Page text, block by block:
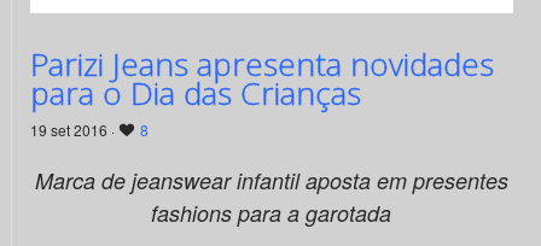
Parizi Jeans apresenta novidades
para o Dia das Crianças
19 set 2016 · 8
Marca de jeanswear infantil aposta em presentes
fashions para a garotada